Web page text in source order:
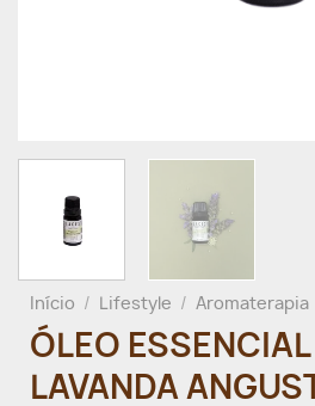
Início / Lifestyle / Aromaterapia
ÓLEO ESSENCIAL
LAVANDA